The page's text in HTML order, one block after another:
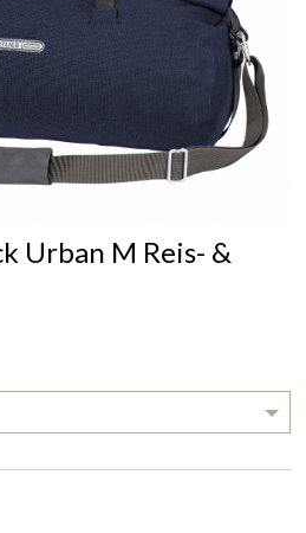
Urban M Reis- &